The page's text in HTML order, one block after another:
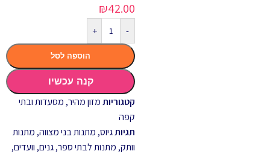
₪42.00
-
+
הוספה לסל
קנה עכשיו
קטגוריותמזון מהיר, מסעדות ובתי
קפה
תגיותגיוס, מתנות בני מצווה, מתנות
וותק, מתנות לבתי ספר, גנים, וועדים,